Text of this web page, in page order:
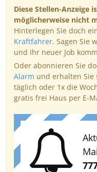
Diese Stellen-Anzeige
möglicherweise nicht
Hinterlegen Sie doch
Kraftfahrer. Sagen Sie
und Ihr neuer Job
Oder abonnieren Sie
Alarm und erhalten Sie
täglich oder 1x die
gratis frei Haus per E-